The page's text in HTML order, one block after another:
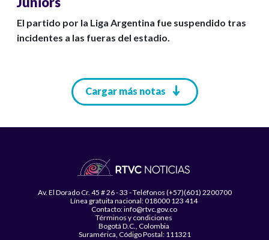
El partido por la Liga Argentina fue suspendido tras
incidentes a las fueras del estadio.
Cargar más notas
Av. El Dorado Cr. 45 # 26 - 33 - Teléfonos (+57)(601) 2200700
Línea gratuita nacional: 018000 123 414
Contacto: info@rtvc.gov.co
Términos y condiciones
Bogotá D.C., Colombia
Suramérica, Código Postal: 111321